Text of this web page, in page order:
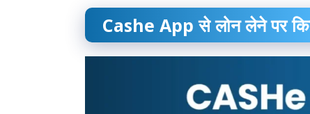
Cashe App से लोन लेने पर